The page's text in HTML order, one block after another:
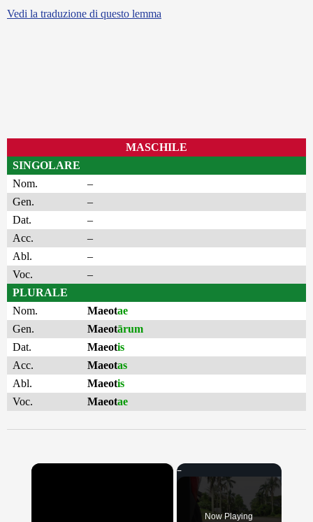
Vedi la traduzione di questo lemma
MASCHILE
SINGOLARE
Nom.
–
Gen.
–
Dat.
–
Acc.
–
Abl.
–
Voc.
–
PLURALE
Nom.
Maeotae
Gen.
Maeotārum
Dat.
Maeotis
Acc.
Maeotas
Abl.
Maeotis
Voc.
Maeotae
×
Now Playing